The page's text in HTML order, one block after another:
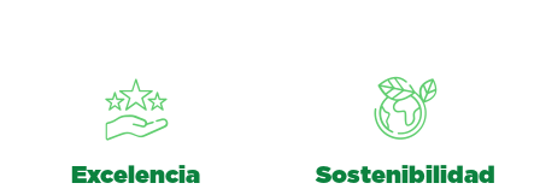
Excelencia Sostenibilidad